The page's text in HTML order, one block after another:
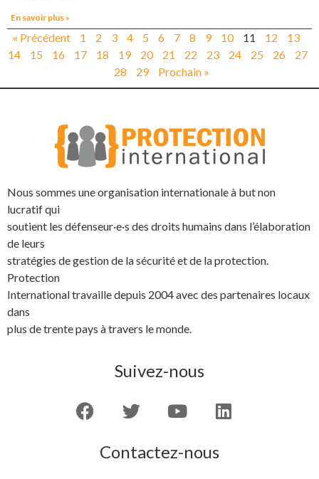
En savoir plus »
« Précédent 1 2 3 4 5 6 7 8 9 10 11 12
13
14
15 16 17 18 19 20 21 22 23 24 25 26
27
28
29 Prochain »
Nous sommes une organisation internationale à but non
lucratif qui
soutient les défenseur·e·s des droits humains dans l’élaboration
de leurs
stratégies de gestion de la sécurité et de la protection.
Protection
International travaille depuis 2004 avec des partenaires locaux
dans
plus de trente pays à travers le monde.
Suivez-nous
Contactez-nous